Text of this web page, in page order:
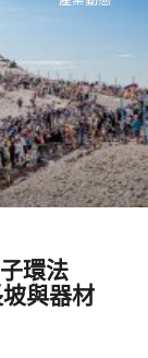
環法
與器材